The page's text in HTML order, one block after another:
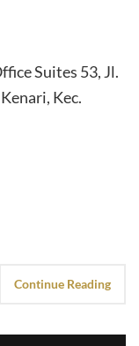
Suites 53, Jl.
Kec.
Continue Reading